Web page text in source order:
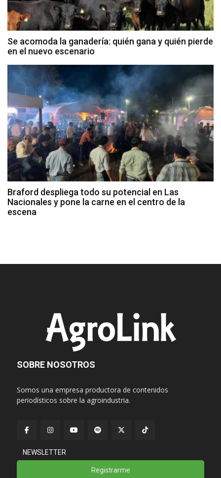
Se acomoda la ganadería: quién gana y quién pierde
en el nuevo escenario
Braford despliega todo su potencial en Las
Nacionales y pone la carne en el centro de la
escena
SOBRE NOSOTROS
Somos una empresa productora de contenidos
periodísticos sobre la agroindustria.
NEWSLETTER
Registrarme